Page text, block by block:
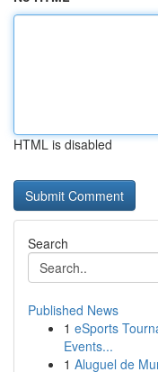
HTML is disabled
Search
Published News
1 eSports
Events...
1 Aluguel de